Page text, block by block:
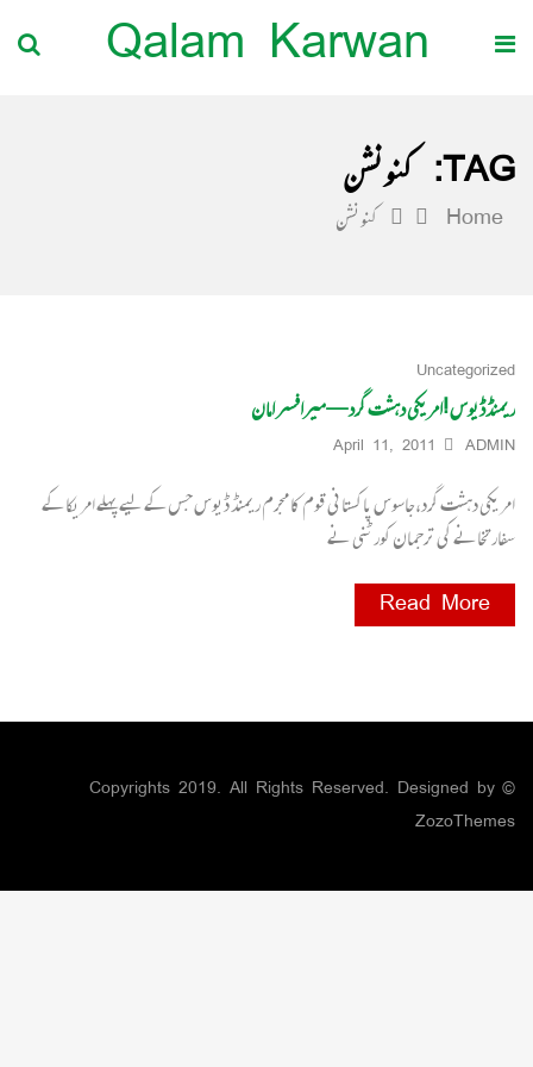
Qalam Karwan
TAG: کنونشن
Home کنونشن
Uncategorized
ریمنڈڈیوس !امریکی دہشت گرد— میرافسر امان
ADMIN
April 11, 2011
امریکی دہشت گرد،جاسوس پاکستانی قوم کا مجرم ریمنڈ ڈیوس جس کے لیے پہلے امریکا کے
سفارتخانے کی ترجمان کورٹنی نے
Read More
© Copyrights 2019. All Rights Reserved. Designed by
ZozoThemes